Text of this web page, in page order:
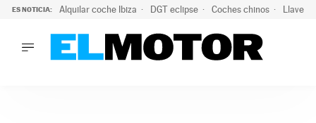
ES NOTICIA: Alquilar coche Ibiza DGT eclipse Coches chinos Llaves